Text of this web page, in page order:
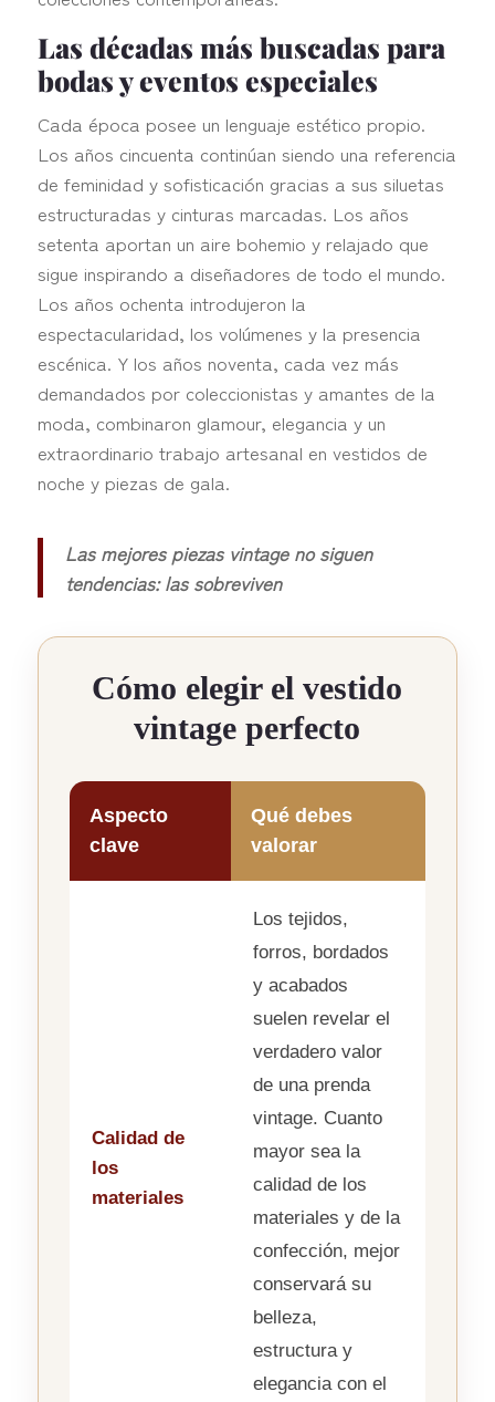
Las décadas más buscadas para
bodas y eventos especiales
Cada época posee un lenguaje estético propio.
Los años cincuenta continúan siendo una referencia
de feminidad y sofisticación gracias a sus siluetas
estructuradas y cinturas marcadas. Los años
setenta aportan un aire bohemio y relajado que
sigue inspirando a diseñadores de todo el mundo.
Los años ochenta introdujeron la
espectacularidad, los volúmenes y la presencia
escénica. Y los años noventa, cada vez más
demandados por coleccionistas y amantes de la
moda, combinaron glamour, elegancia y un
extraordinario trabajo artesanal en vestidos de
noche y piezas de gala.
Las mejores piezas vintage no siguen
tendencias: las sobreviven
Cómo elegir el vestido
vintage perfecto
Aspecto
clave
Qué debes
valorar
Calidad de
los
materiales
Los tejidos,
forros, bordados
y acabados
suelen revelar el
verdadero valor
de una prenda
vintage. Cuanto
mayor sea la
calidad de los
materiales y de la
confección, mejor
conservará su
belleza,
estructura y
elegancia con el